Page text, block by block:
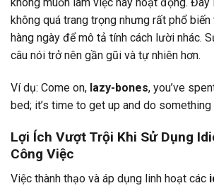
không muốn làm việc hay hoạt động.
không quá trang trọng nhưng rất phổ
hàng ngày để mô tả tính cách lười nhác.
câu nói trở nên gần gũi và tự nhiên hơn.
Ví dụ: Come on, lazy-bones, you’ve
bed; it’s time to get up and do
Lợi Ích Vượt Trội Khi Sử Dụng
Công Việc
Việc thành thạo và áp dụng linh hoạt các